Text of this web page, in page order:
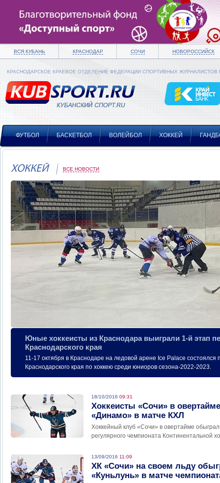
ВСЯ КУБАНЬ КРАСНОДАР СОЧИ НОВОРОССИЙСК
КРАСНОДАРСКОЕ КРАЕВОЕ ОТДЕЛЕНИЕ ФЕДЕРАЦИИ СПОРТИВНЫХ ЖУРНАЛИСТОВ
ФУТБОЛ БАСКЕТБОЛ ВОЛЕЙБОЛ ХОККЕЙ
ХОККЕЙ ВСЕ НОВОСТИ
Юные хоккеисты из Краснодара выиграли 1-й этап
Краснодарского края
11-17 октября в Краснодаре на ледовой арене Ice Palace состоялся
Краснодарского края по хоккею среди юниоров сезона-2022-2023.
18/10/2016 09:31
Хоккеисты «Сочи» в
«Динамо» в матче КХЛ
Хоккейный клуб «Сочи» в овертайме
регулярного чемпионата Континентальной
13/09/2016 11:09
ХК «Сочи» на своем льду
«Куньлунь» в матче